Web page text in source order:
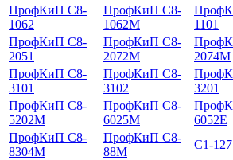
ПрофКиП С8-
1062
ПрофКиП С8-
1062М
1101
ПрофКиП С8-
2051
ПрофКиП С8-
2072М
2074М
ПрофКиП С8-
3101
ПрофКиП С8-
3102
3201
ПрофКиП С8-
5202М
ПрофКиП С8-
6025М
6052Е
ПрофКиП С8-
8304М
ПрофКиП С8-
88М
С1-